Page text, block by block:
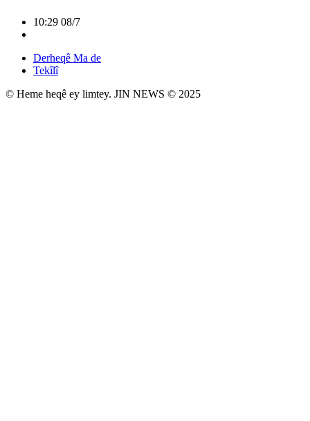
10:29 08/7
Derheqê Ma de
Tekîlî
© Heme heqê ey limtey. JIN NEWS © 2025